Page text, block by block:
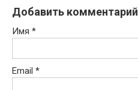
Добавить комментарий
Имя *
Email *